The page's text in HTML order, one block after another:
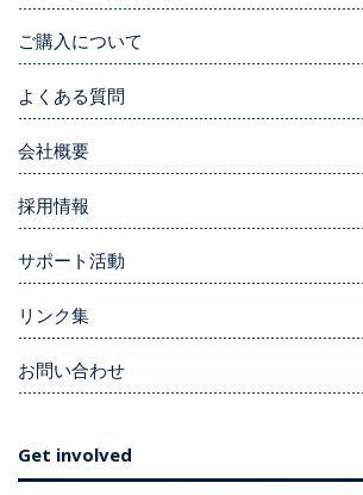
ご購入について
よくある質問
会社概要
採用情報
サポート活動
リンク集
お問い合わせ
Get involved